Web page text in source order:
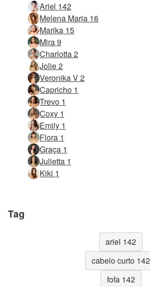
Ariel 142
Melena Maria 16
Marika 15
Mira 9
Charlotta 2
Jolie 2
Veronika V 2
Capricho 1
Trevo 1
Coxy 1
Emily 1
Flora 1
Graça 1
Julietta 1
Kiki 1
Tag
ariel 142
cabelo curto 142
fofa 142